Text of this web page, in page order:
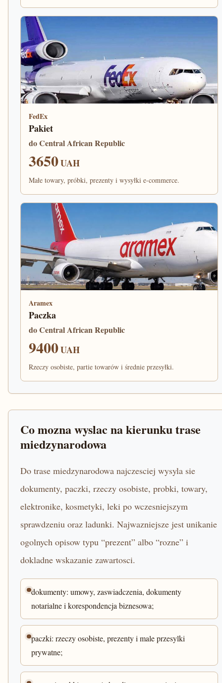
FedEx
Pakiet
do Central African Republic
3650UAH
Małe towary, próbki, prezenty i wysyłki e-commerce.
Aramex
Paczka
do Central African Republic
9400UAH
Rzeczy osobiste, partie towarów i średnie przesyłki.
Co mozna wyslac na kierunku trase
miedzynarodowa
Do trase miedzynarodowa najczesciej wysyla sie
dokumenty, paczki, rzeczy osobiste, probki, towary,
elektronike, kosmetyki, leki po wczesniejszym
sprawdzeniu oraz ladunki. Najwazniejsze jest unikanie
ogolnych opisow typu “prezent” albo “rozne” i
dokladne wskazanie zawartosci.
dokumenty: umowy, zaswiadczenia, dokumenty
notarialne i korespondencja biznesowa;
paczki: rzeczy osobiste, prezenty i male przesylki
prywatne;